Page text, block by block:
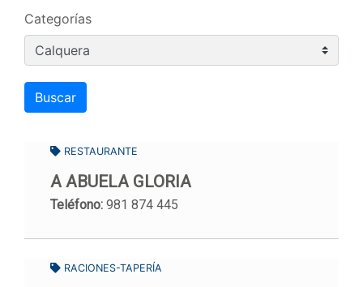
Categorías
Buscar
RESTAURANTE
A ABUELA GLORIA
Teléfono: 981 874 445
RACIONES-TAPERÍA